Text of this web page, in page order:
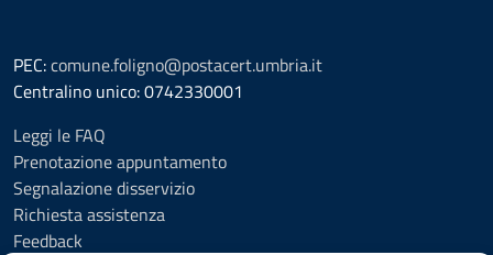
PEC:comune.foligno@postacert.umbria.it
Centralino unico: 0742330001
Leggi le FAQ
Prenotazione appuntamento
Segnalazione disservizio
Richiesta assistenza
Feedback